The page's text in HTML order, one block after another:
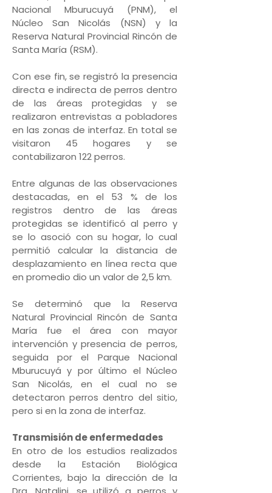
Nacional Mburucuyá (PNM), el
Núcleo San Nicolás (NSN) y la
Reserva Natural Provincial Rincón de
Santa María (RSM).
Con ese fin, se registró la presencia
directa e indirecta de perros dentro
de las áreas protegidas y se
realizaron entrevistas a pobladores
en las zonas de interfaz. En total se
visitaron 45 hogares y se
contabilizaron 122 perros.
Entre algunas de las observaciones
destacadas, en el 53 % de los
registros dentro de las áreas
protegidas se identificó al perro y
se lo asoció con su hogar, lo cual
permitió calcular la distancia de
desplazamiento en línea recta que
en promedio dio un valor de 2,5 km.
Se determinó que la Reserva
Natural Provincial Rincón de Santa
María fue el área con mayor
intervención y presencia de perros,
seguida por el Parque Nacional
Mburucuyá y por último el Núcleo
San Nicolás, en el cual no se
detectaron perros dentro del sitio,
pero si en la zona de interfaz.
Transmisión de enfermedades
En otro de los estudios realizados
desde la Estación Biológica
Corrientes, bajo la dirección de la